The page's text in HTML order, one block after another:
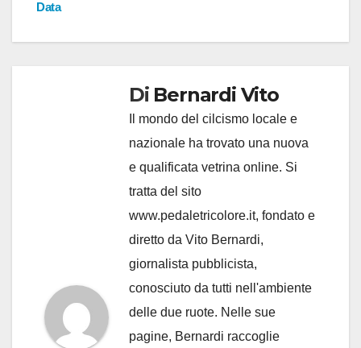
Data
Di Bernardi Vito
Il mondo del cilcismo locale e
nazionale ha trovato una nuova
e qualificata vetrina online. Si
tratta del sito
www.pedaletricolore.it, fondato e
diretto da Vito Bernardi,
giornalista pubblicista,
conosciuto da tutti nell'ambiente
delle due ruote. Nelle sue
pagine, Bernardi raccoglie